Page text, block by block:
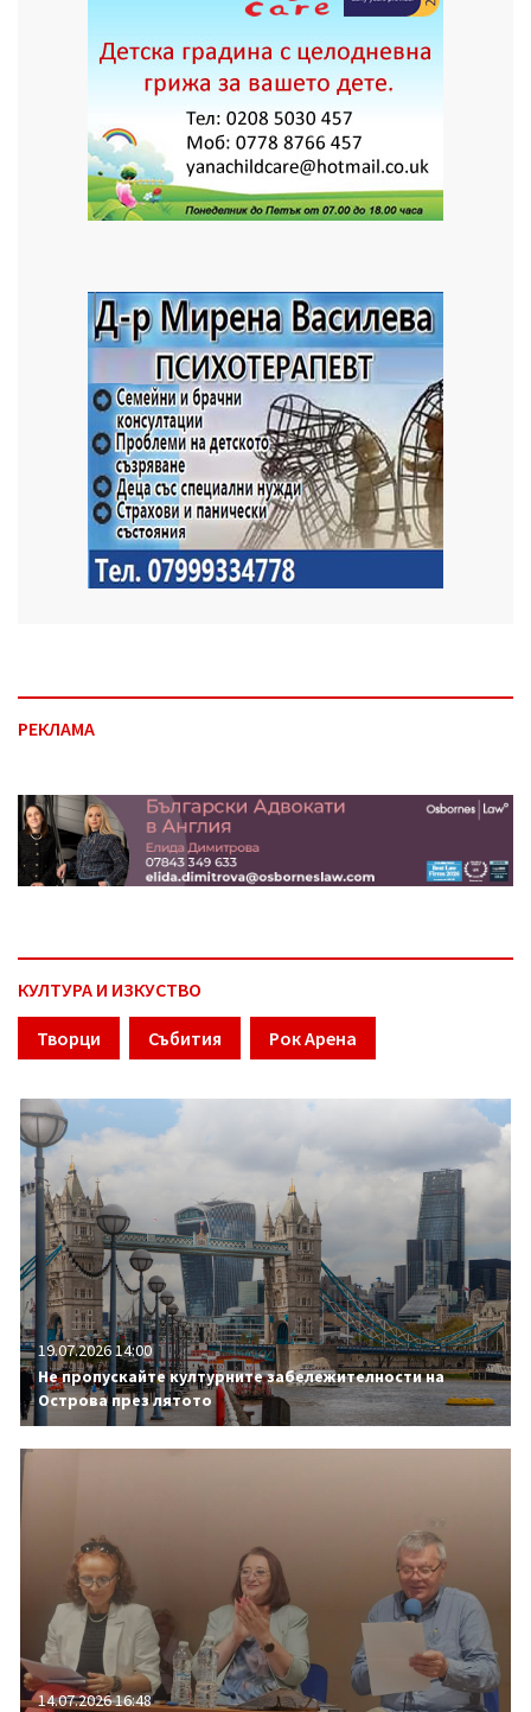
РЕКЛАМА
КУЛТУРА И ИЗКУСТВО
Творци Събития Рок Арена
19.07.2026 14:00
Не пропускайте културните забележителности на
Острова през лятото
14.07.2026 16:48